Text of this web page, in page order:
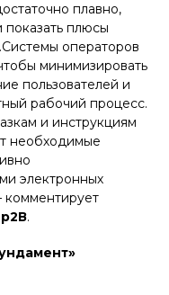
плавно,
плюсы
операторов
минимизировать
пользователей и
рабочий процесс.
и инструкциям
необходимые
электронных
комментирует
.